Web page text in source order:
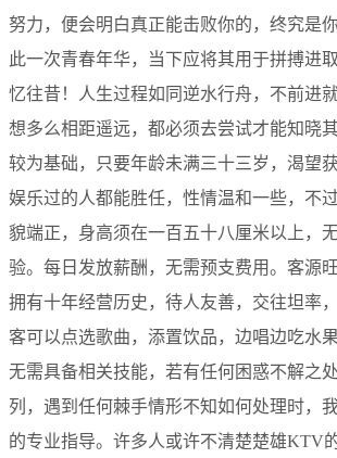
努力，便会明白真正能击败你的，终究是
此一次青春年华，当下应将其用于拼搏进
忆往昔！人生过程如同逆水行舟，不前进
想多么相距遥远，都必须去尝试才能知晓
较为基础，只要年龄未满三十三岁，渴望
娱乐过的人都能胜任，性情温和一些，不
貌端正，身高须在一百五十八厘米以上，
验。每日发放薪酬，无需预支费用。客源
拥有十年经营历史，待人友善，交往坦率
客可以点选歌曲，添置饮品，边唱边吃水
无需具备相关技能，若有任何困惑不解之
列，遇到任何棘手情形不知如何处理时，
的专业指导。许多人或许不清楚楚雄KTV